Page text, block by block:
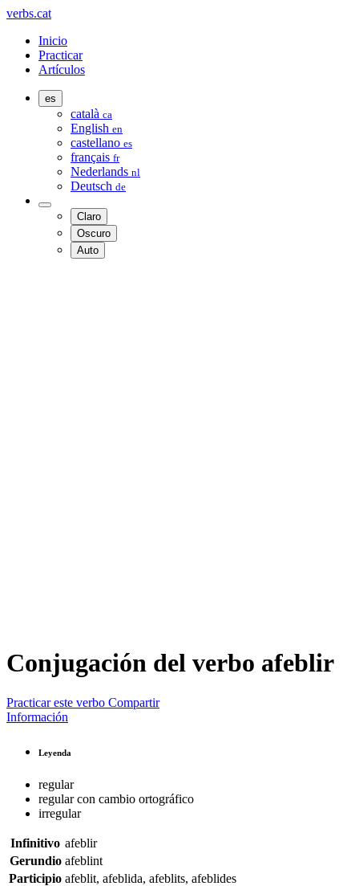
verbs.cat
Inicio
Practicar
Artículos
es
català ca
English en
castellano es
français fr
Nederlands nl
Deutsch de
Claro
Oscuro
Auto
Conjugación del verbo afeblir
Practicar este verbo Compartir
Información
Leyenda
regular
regular con cambio ortográfico
irregular
Infinitivo afeblir
Gerundio afeblint
Participio afeblit, afeblida, afeblits, afeblides